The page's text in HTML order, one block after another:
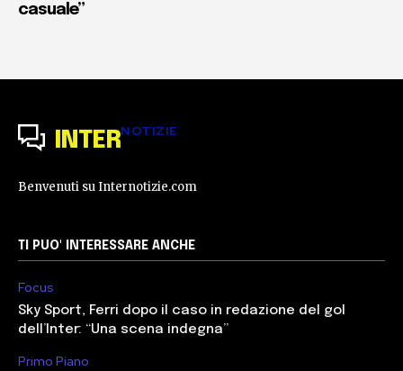
casuale”
INTERNOTIZIE
Benvenuti su Internotizie.com
TI PUO' INTERESSARE ANCHE
Focus
Sky Sport, Ferri dopo il caso in redazione del gol
dell’Inter: “Una scena indegna”
Primo Piano